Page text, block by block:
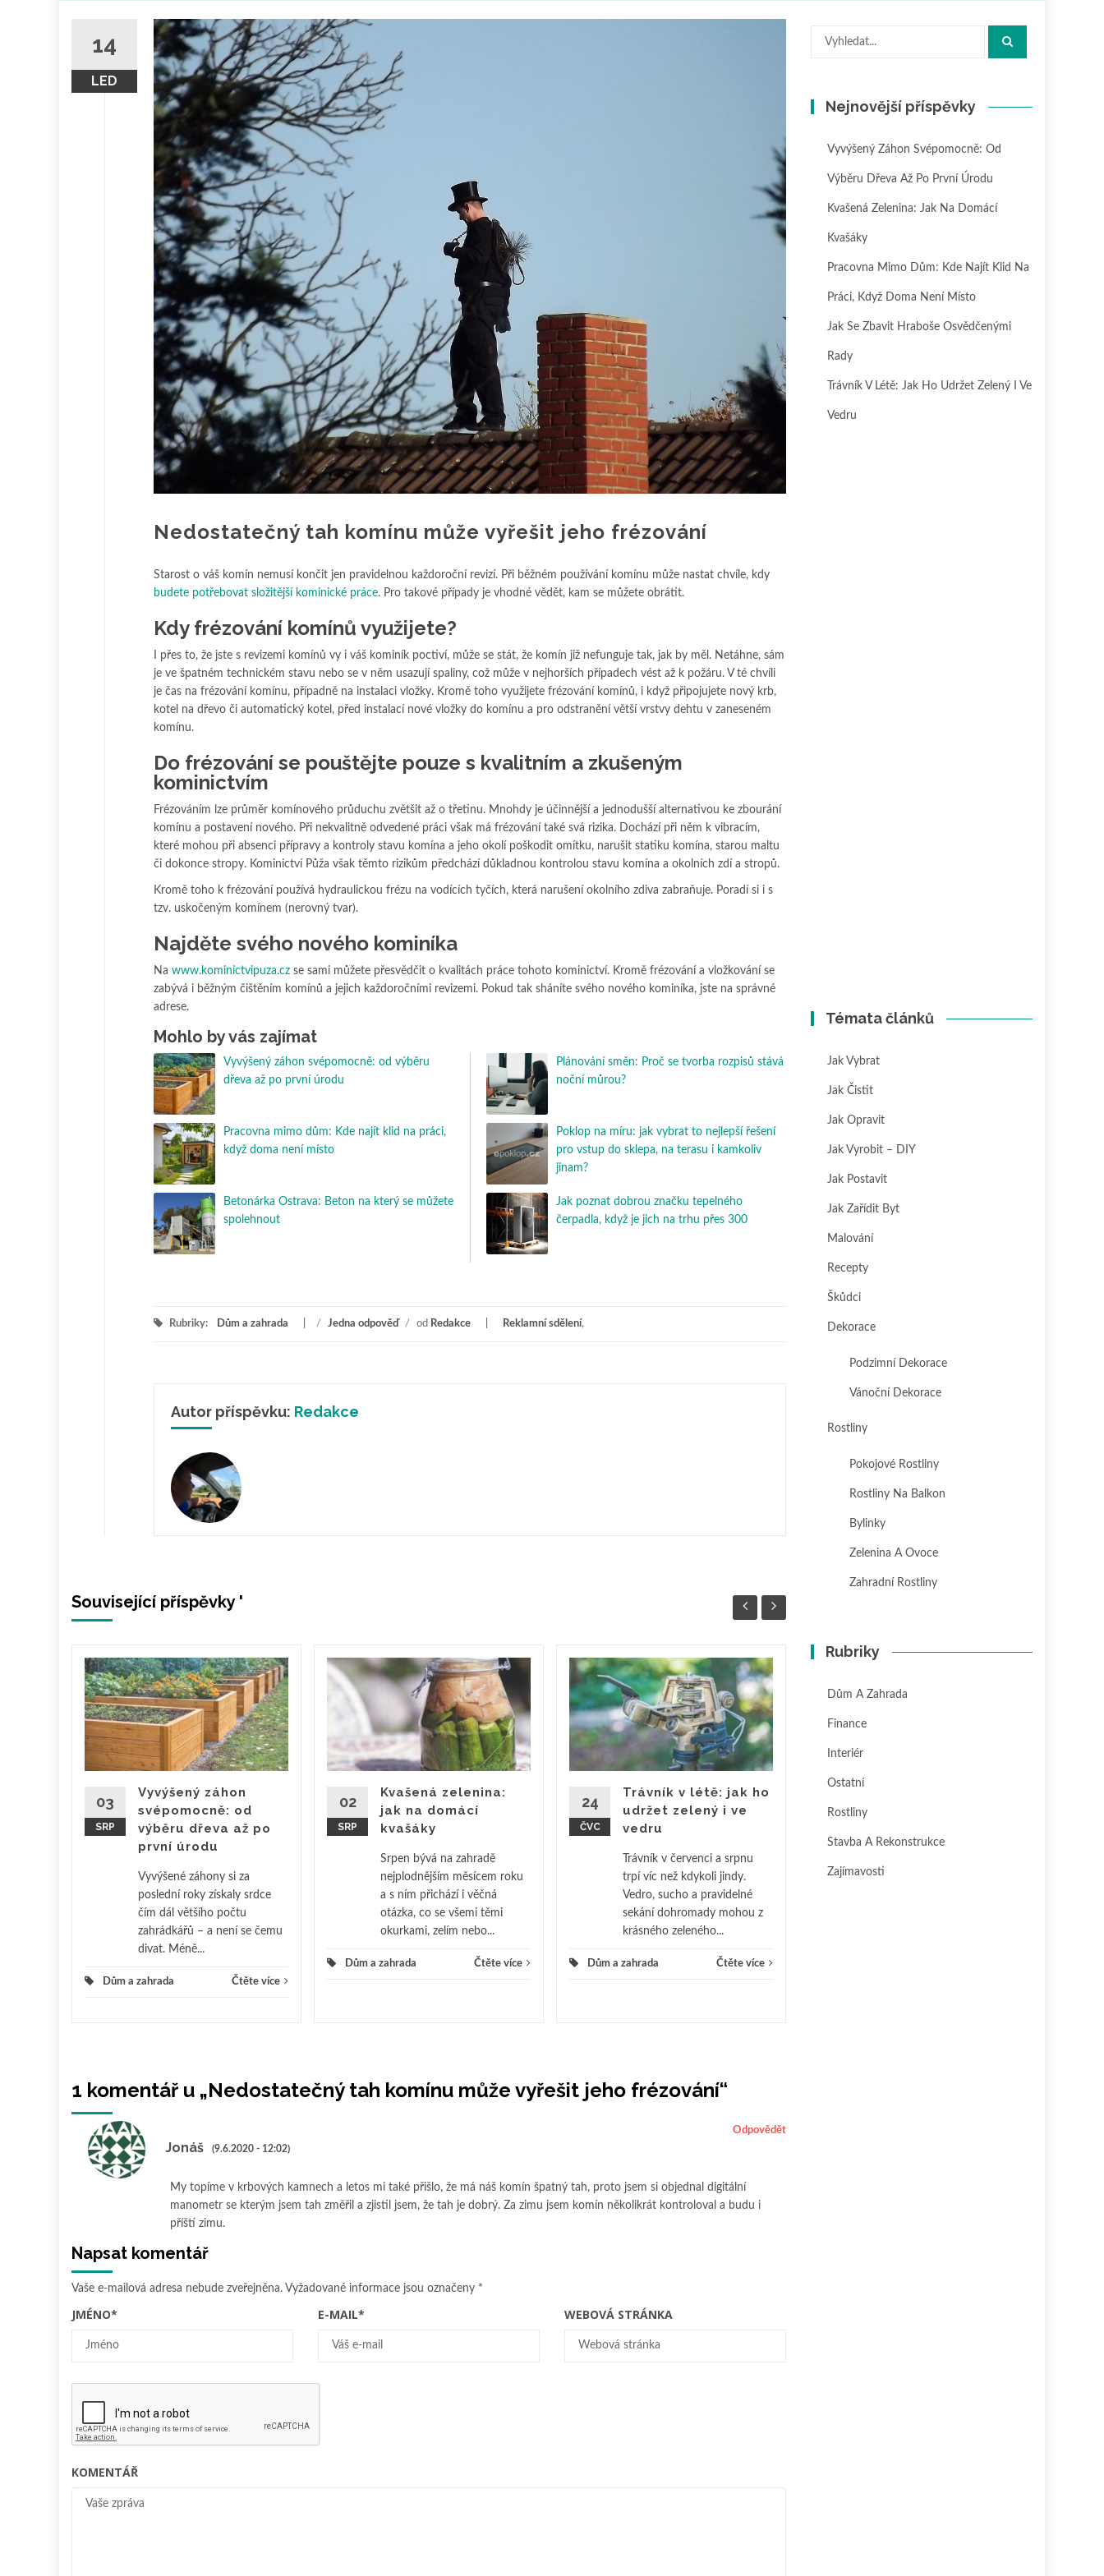
14
LED
Nedostatečný tah komínu může vyřešit jeho frézování
Starost o váš komín nemusí končit jen pravidelnou každoroční revizí. Při běžném používání komínu může nastat chvíle, kdy
budete potřebovat složitější kominické práce. Pro takové případy je vhodné vědět, kam se můžete obrátit.
Kdy frézování komínů využijete?
I přes to, že jste s revizemi komínů vy i váš kominík poctiví, může se stát, že komín již nefunguje tak, jak by měl. Netáhne, sám
je ve špatném technickém stavu nebo se v něm usazují spaliny, což může v nejhorších případech vést až k požáru. V té chvíli
je čas na frézování komínu, případně na instalaci vložky. Kromě toho využijete frézování komínů, i když připojujete nový krb,
kotel na dřevo či automatický kotel, před instalací nové vložky do komínu a pro odstranění větší vrstvy dehtu v zaneseném
komínu.
Do frézování se pouštějte pouze s kvalitním a zkušeným
kominictvím
Frézováním lze průměr komínového průduchu zvětšit až o třetinu. Mnohdy je účinnější a jednodušší alternativou ke zbourání
komínu a postavení nového. Při nekvalitně odvedené práci však má frézování také svá rizika. Dochází při něm k vibracím,
které mohou při absenci přípravy a kontroly stavu komína a jeho okolí poškodit omítku, narušit statiku komína, starou maltu
či dokonce stropy. Kominictví Půža však těmto rizikům předchází důkladnou kontrolou stavu komína a okolních zdí a stropů.
Kromě toho k frézování používá hydraulickou frézu na vodících tyčích, která narušení okolního zdiva zabraňuje. Poradí si i s
tzv. uskočeným komínem (nerovný tvar).
Najděte svého nového kominíka
Na www.kominictvipuza.cz se sami můžete přesvědčit o kvalitách práce tohoto kominictví. Kromě frézování a vložkování se
zabývá i běžným čištěním komínů a jejich každoročními revizemi. Pokud tak sháníte svého nového kominíka, jste na správné
adrese.
Mohlo by vás zajímat
Vyvýšený záhon svépomocně: od výběru
dřeva až po první úrodu
Pracovna mimo dům: Kde najít klid na práci,
když doma není místo
Betonárka Ostrava: Beton na který se můžete
spolehnout
Plánování směn: Proč se tvorba rozpisů stává
noční můrou?
Poklop na míru: jak vybrat to nejlepší řešení
pro vstup do sklepa, na terasu i kamkoliv
jinam?
Jak poznat dobrou značku tepelného
čerpadla, když je jich na trhu přes 300
Rubriky: Dům a zahrada / Jedna odpověď / od Redakce Reklamní sdělení,
Autor příspěvku: Redakce
Související příspěvky '
03
SRP
Vyvýšený záhon
svépomocně: od
výběru dřeva až po
první úrodu
Vyvýšené záhony si za
poslední roky získaly srdce
čím dál většího počtu
zahrádkářů – a není se čemu
divat. Méně...
Dům a zahrada Čtěte více
02
SRP
Kvašená zelenina:
jak na domácí
kvašáky
Srpen bývá na zahradě
nejplodnějším měsícem roku
a s ním přichází i věčná
otázka, co se všemi těmi
okurkami, zelím nebo...
Dům a zahrada Čtěte více
24
ČVC
Trávník v létě: jak ho
udržet zelený i ve
vedru
Trávník v červenci a srpnu
trpí víc než kdykoli jindy.
Vedro, sucho a pravidelné
sekání dohromady mohou z
krásného zeleného...
Dům a zahrada Čtěte více
20
připálené mastnoty
Gril po týdnu grilování
1 komentář u „Nedostatečný tah komínu může vyřešit jeho frézování“
Jonáš (9.6.2020 - 12:02)
Odpovědět
My topíme v krbových kamnech a letos mi také přišlo, že má náš komín špatný tah, proto jsem si objednal digitální
manometr se kterým jsem tah změřil a zjistil jsem, že tah je dobrý. Za zimu jsem komín několikrát kontroloval a budu i
příští zimu.
Napsat komentář
Vaše e-mailová adresa nebude zveřejněna. Vyžadované informace jsou označeny *
JMÉNO* E-MAIL* WEBOVÁ STRÁNKA
KOMENTÁŘ
Hledat:
Nejnovější příspěvky
Vyvýšený Záhon Svépomocně: Od
Výběru Dřeva Až Po První Úrodu
Kvašená Zelenina: Jak Na Domácí
Kvašáky
Pracovna Mimo Dům: Kde Najít Klid Na
Práci, Když Doma Není Místo
Jak Se Zbavit Hraboše Osvědčenými
Rady
Trávník V Létě: Jak Ho Udržet Zelený I Ve
Vedru
Témata článků
Jak Vybrat
Jak Čistit
Jak Opravit
Jak Vyrobit – DIY
Jak Postavit
Jak Zařídit Byt
Malování
Recepty
Škůdci
Dekorace
Podzimní Dekorace
Vánoční Dekorace
Rostliny
Pokojové Rostliny
Rostliny Na Balkon
Bylinky
Zelenina A Ovoce
Zahradní Rostliny
Rubriky
Dům A Zahrada
Finance
Interiér
Ostatní
Rostliny
Stavba A Rekonstrukce
Zajímavosti